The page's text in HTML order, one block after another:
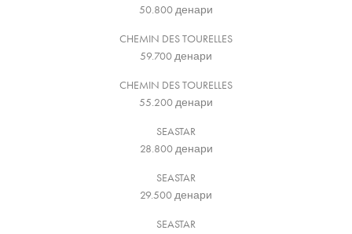
50.800денари
CHEMIN DES TOURELLES
59.700денари
CHEMIN DES TOURELLES
55.200денари
SEASTAR
28.800денари
SEASTAR
29.500денари
SEASTAR